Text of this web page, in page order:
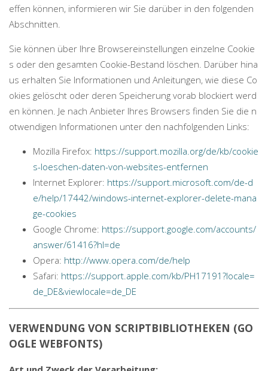
effen können, informieren wir Sie darüber in den folgenden
Abschnitten.
Sie können über Ihre Browsereinstellungen einzelne Cookie
s oder den gesamten Cookie-Bestand löschen. Darüber hina
us erhalten Sie Informationen und Anleitungen, wie diese Co
okies gelöscht oder deren Speicherung vorab blockiert werd
en können. Je nach Anbieter Ihres Browsers finden Sie die n
otwendigen Informationen unter den nachfolgenden Links:
Mozilla Firefox: https://support.mozilla.org/de/kb/cookie
s-loeschen-daten-von-websites-entfernen
Internet Explorer: https://support.microsoft.com/de-d
e/help/17442/windows-internet-explorer-delete-mana
ge-cookies
Google Chrome: https://support.google.com/accounts/
answer/61416?hl=de
Opera: http://www.opera.com/de/help
Safari: https://support.apple.com/kb/PH17191?locale=
de_DE&viewlocale=de_DE
VERWENDUNG VON SCRIPTBIBLIOTHEKEN (GO
OGLE WEBFONTS)